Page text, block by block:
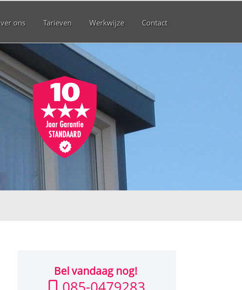
ons Tarieven Werkwijze Contact
Bel vandaag nog!